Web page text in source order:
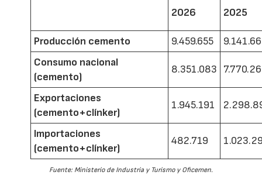
2026 2025
Producción cemento 9.459.655
Consumo nacional
(cemento)
8.351.083
Exportaciones
(cemento+clínker)
1.945.191
Importaciones
(cemento+clínker)
482.719
Fuente: Ministerio de Industria y Turismo y Oficemen.